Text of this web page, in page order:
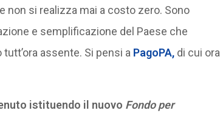
non si realizza mai a costo zero. Sono
e semplificazione del Paese che
assente. Si pensi a PagoPA, di cui ora
istituendo il nuovo Fondo per